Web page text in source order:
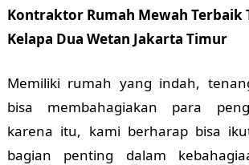
Kontraktor Rumah Mewah Terbaik
Kelapa Dua Wetan Jakarta Timur
Memiliki rumah yang indah,
bisa membahagiakan para
karena itu, kami berharap bisa
bagian penting dalam